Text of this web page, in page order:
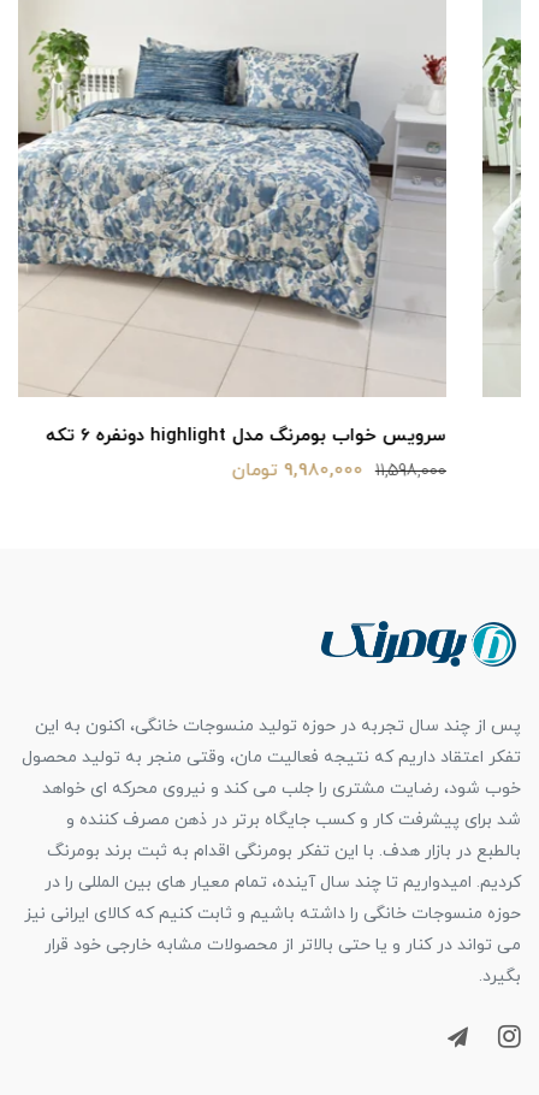
سرویس خواب بومرنگ مدل highlight دونفره 6 تکه
9,980,000 تومان
پس از چند سال تجربه در حوزه تولید منسوجات خانگی، اکنون به این
تفکر اعتقاد داریم که نتیجه فعالیت مان، وقتی منجر به تولید محصول
خوب شود، رضایت مشتری را جلب می کند و نیروی محرکه ای خواهد
شد برای پیشرفت کار و کسب جایگاه برتر در ذهن مصرف کننده و
بالطبع در بازار هدف. با این تفکر بومرنگی اقدام به ثبت برند بومرنگ
کردیم. امیدواریم تا چند سال آینده، تمام معیار های بین المللی را در
حوزه منسوجات خانگی را داشته باشیم و ثابت کنیم که کالای ایرانی نیز
می تواند در کنار و یا حتی بالاتر از محصولات مشابه خارجی خود قرار
بگیرد.